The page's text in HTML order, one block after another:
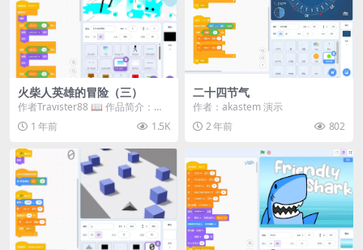
火柴人英雄的冒险（三）
作者Travister88 📖 作品简介：​
《火柴人英雄的冒险》第三部分将
带你...1 年前 1.5K
二十四节气
作者：akastem 演示
2 年前
802